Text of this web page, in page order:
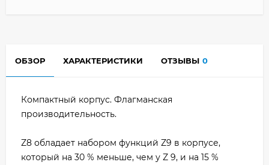
ОБЗОР ХАРАКТЕРИСТИКИ ОТЗЫВЫ 0
Компактный корпус. Флагманская
производительность.
Z8 обладает набором функций Z9 в корпусе,
который на 30 % меньше, чем у Z 9, и на 15 %